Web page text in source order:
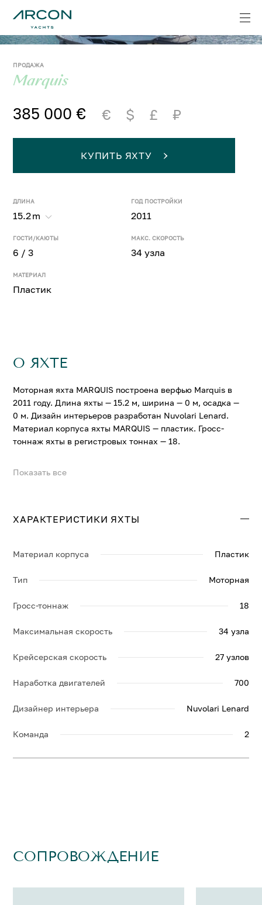
ПРОДАЖА
Marquis
385 000 € € $ £ ₽
ДЛИНА
15.2m
ГОД ПОСТРОЙКИ
2011
ГОСТИ/КАЮТЫ
6 / 3
МАКС. СКОРОСТЬ
34 узла
МАТЕРИАЛ
Пластик
КУПИТЬ ЯХТУ
О ЯХТЕ
Моторная яхта MARQUIS построена верфью Marquis в
2011 году. Длина яхты — 15.2 м, ширина — 0 м, осадка —
0 м. Дизайн интерьеров разработан Nuvolari Lenard.
Материал корпуса яхты MARQUIS — пластик. Гросс-
тоннаж яхты в регистровых тоннах — 18.
На яхте MARQUIS можно разместить до 6 гостей в 3
Свяжитесь с нами, и мы вышлем больше информации
Показать все
ХАРАКТЕРИСТИКИ ЯХТЫ
Материал корпуса Пластик
Тип Моторная
Гросс-тоннаж 18
Максимальная скорость 34 узла
Крейсерская скорость 27 узлов
Наработка двигателей 700
Дизайнер интерьера Nuvolari Lenard
Команда 2
СОПРОВОЖДЕНИЕ